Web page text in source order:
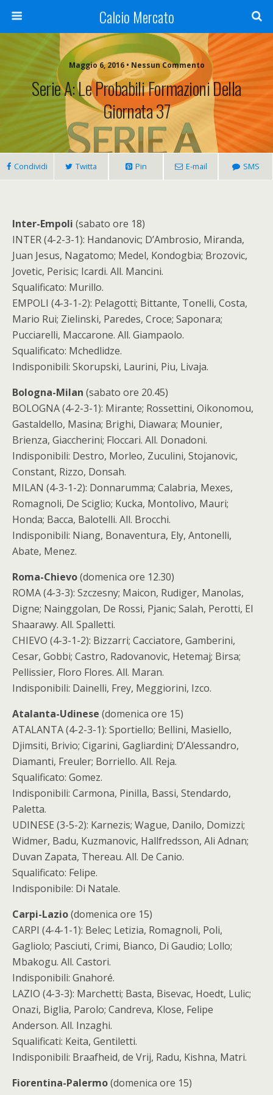
Calcio Mercato
Maggio 6, 2016 • Nessun Commento
Serie A: Le Probabili Formazioni Della
Giornata 37
Condividi Twitta Pin E-mail SMS
Inter-Empoli (sabato ore 18)
INTER (4-2-3-1): Handanovic; D’Ambrosio, Miranda,
Juan Jesus, Nagatomo; Medel, Kondogbia; Brozovic,
Jovetic, Perisic; Icardi. All. Mancini.
Squalificato: Murillo.
EMPOLI (4-3-1-2): Pelagotti; Bittante, Tonelli, Costa,
Mario Rui; Zielinski, Paredes, Croce; Saponara;
Pucciarelli, Maccarone. All. Giampaolo.
Squalificato: Mchedlidze.
Indisponibili: Skorupski, Laurini, Piu, Livaja.
Bologna-Milan (sabato ore 20.45)
BOLOGNA (4-2-3-1): Mirante; Rossettini, Oikonomou,
Gastaldello, Masina; Brighi, Diawara; Mounier,
Brienza, Giaccherini; Floccari. All. Donadoni.
Indisponibili: Destro, Morleo, Zuculini, Stojanovic,
Constant, Rizzo, Donsah.
MILAN (4-3-1-2): Donnarumma; Calabria, Mexes,
Romagnoli, De Sciglio; Kucka, Montolivo, Mauri;
Honda; Bacca, Balotelli. All. Brocchi.
Indisponibili: Niang, Bonaventura, Ely, Antonelli,
Abate, Menez.
Roma-Chievo(domenica ore 12.30)
ROMA (4-3-3): Szczesny; Maicon, Rudiger, Manolas,
Digne; Nainggolan, De Rossi, Pjanic; Salah, Perotti, El
Shaarawy. All. Spalletti.
CHIEVO (4-3-1-2): Bizzarri; Cacciatore, Gamberini,
Cesar, Gobbi; Castro, Radovanovic, Hetemaj; Birsa;
Pellissier, Floro Flores. All. Maran.
Indisponibili: Dainelli, Frey, Meggiorini, Izco.
Atalanta-Udinese (domenica ore 15)
ATALANTA (4-2-3-1): Sportiello; Bellini, Masiello,
Djimsiti, Brivio; Cigarini, Gagliardini; D’Alessandro,
Diamanti, Freuler; Borriello. All. Reja.
Squalificato: Gomez.
Indisponibili: Carmona, Pinilla, Bassi, Stendardo,
Paletta.
UDINESE (3-5-2): Karnezis; Wague, Danilo, Domizzi;
Widmer, Badu, Kuzmanovic, Hallfredsson, Ali Adnan;
Duvan Zapata, Thereau. All. De Canio.
Squalificato: Felipe.
Indisponibile: Di Natale.
Carpi-Lazio(domenica ore 15)
CARPI (4-4-1-1): Belec; Letizia, Romagnoli, Poli,
Gagliolo; Pasciuti, Crimi, Bianco, Di Gaudio; Lollo;
Mbakogu. All. Castori.
Indisponibili: Gnahoré.
LAZIO (4-3-3): Marchetti; Basta, Bisevac, Hoedt, Lulic;
Onazi, Biglia, Parolo; Candreva, Klose, Felipe
Anderson. All. Inzaghi.
Squalificati: Keita, Gentiletti.
Indisponibili: Braafheid, de Vrij, Radu, Kishna, Matri.
Fiorentina-Palermo(domenica ore 15)